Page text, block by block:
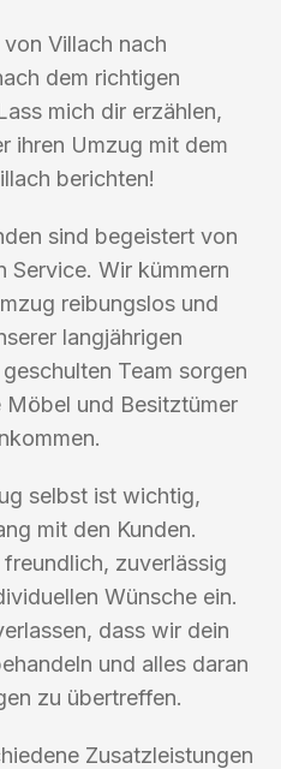
Villach nach
dem richtigen
mich dir erzählen,
ihren Umzug mit dem
berichten!
sind begeistert von
Service. Wir kümmern
reibungslos und
langjährigen
Team sorgen
und Besitztümer
selbst ist wichtig,
mit den Kunden.
zuverlässig
Wünsche ein.
dass wir dein
und alles daran
zu übertreffen.
Zusatzleistungen